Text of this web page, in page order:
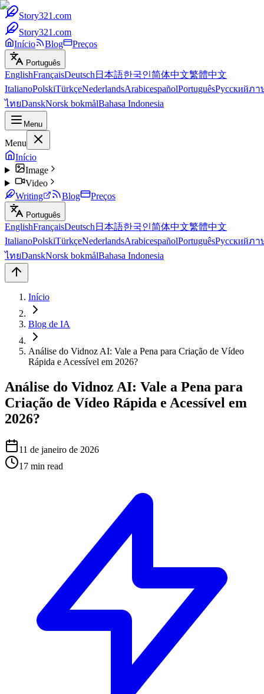
Story321.com
Story321.com
Início
Blog Preços
Português
EnglishFrançaisDeutsch 日本語한국인简体中文繁體中文
ItalianoPolskiTürkçeNederlandsArabicespañolPortuguêsРусскийภา
ไทยDanskNorsk bokmålBahasa Indonesia
Menu
Menu
Início
Image
Video
Writing
Blog Preços
Português
EnglishFrançaisDeutsch 日本語한국인简体中文繁體中文
ItalianoPolskiTürkçeNederlandsArabicespañolPortuguêsРусскийภา
ไทยDanskNorsk bokmålBahasa Indonesia
Início
Blog de IA
Análise do Vidnoz AI: Vale a Pena para Criação de Vídeo
Rápida e Acessível em 2026?
Análise do Vidnoz AI: Vale a Pena para
Criação de Vídeo Rápida e Acessível em
2026?
11 de janeiro de 2026
17 min read